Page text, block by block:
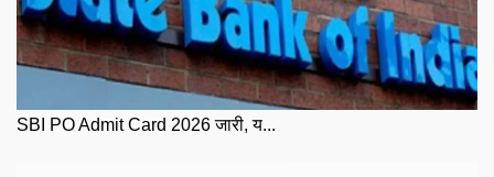
SBI PO Admit Card 2026 जारी, य...